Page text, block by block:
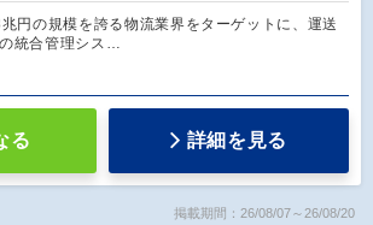
円の規模を誇る物流業界をターゲットに、運送
統合管理シス…
る 詳細を見る
掲載期間：26/08/07～26/08/20